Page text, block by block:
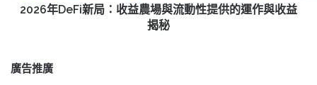
提
2026年DeFi新局：收益農場與流動性提供的運作與收益
揭秘
廣告推廣